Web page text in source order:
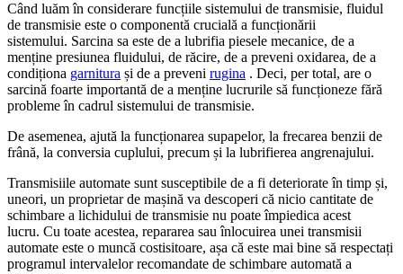
Când luăm în considerare funcțiile sistemului de transmisie, fluidul
de transmisie este o componentă crucială a funcționării
sistemului. Sarcina sa este de a lubrifia piesele mecanice, de a
menține presiunea fluidului, de răcire, de a preveni oxidarea, de a
condiționa garnitura și de a preveni rugina . Deci, per total, are o
sarcină foarte importantă de a menține lucrurile să funcționeze fără
probleme în cadrul sistemului de transmisie.
De asemenea, ajută la funcționarea supapelor, la frecarea benzii de
frână, la conversia cuplului, precum și la lubrifierea angrenajului.
Transmisiile automate sunt susceptibile de a fi deteriorate în timp și,
uneori, un proprietar de mașină va descoperi că nicio cantitate de
schimbare a lichidului de transmisie nu poate împiedica acest
lucru. Cu toate acestea, repararea sau înlocuirea unei transmisii
automate este o muncă costisitoare, așa că este mai bine să respectați
programul intervalelor recomandate de schimbare automată a